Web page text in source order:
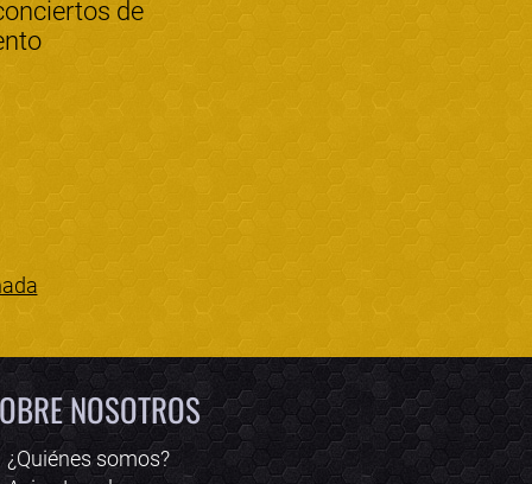
de
NOSOTROS
¿Quiénes somos?
Online · Te ayudo a encontrar conciertos